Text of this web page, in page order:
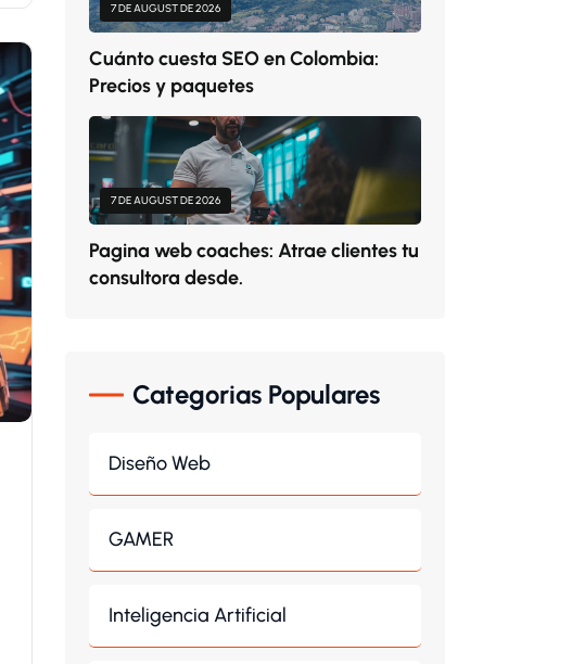
7 DE AUGUST DE 2026
Cuánto cuesta SEO en Colombia:
Precios y paquetes
7 DE AUGUST DE 2026
Pagina web coaches: Atrae clientes tu
consultora desde.
Categorias Populares
Diseño Web
GAMER
Inteligencia Artificial